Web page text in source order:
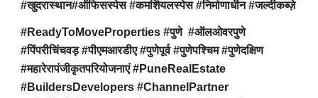
#खुदरास्थान#ऑफिसस्पेस #कमर्शियलस्पेस #निर्माणाधीन #जल्दीकब्ज़े
#ReadyToMoveProperties #पुणे #ऑलओवरपुणे
#पिंपरीचिंचवड़ #पीएमआरडीए #पुणेपूर्व #पुणेपश्चिम #पुणेदक्षिण
#महारेरापंजीकृतपरियोजनाएं #PuneRealEstate
#BuildersDevelopers #ChannelPartner